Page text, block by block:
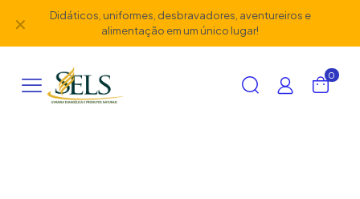
Didáticos, uniformes, desbravadores, aventureiros e
alimentação em um único lugar!
✕
0